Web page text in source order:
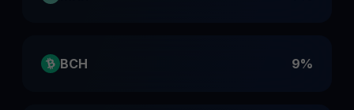
BCH 9%